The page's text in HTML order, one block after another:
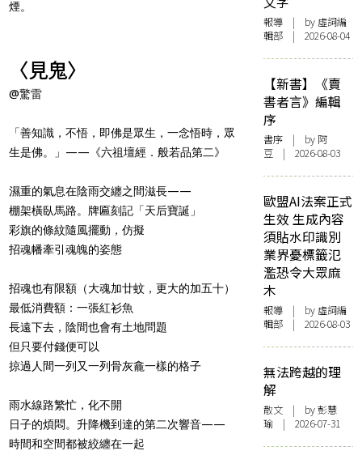
煙。
〈見鬼〉
@驚雷
「善知識，不悟，即佛是眾生，一念悟時，眾
生是佛。」——《六祖壇經．般若品第二》
濕重的氣息在陰雨交纏之間滋長——
棚架橫臥馬路。牌匾刻記「天后寶誕」
彩旗的條紋隨風擺動，仿擬
招魂幡牽引魂魄的姿態
招魂也有限額（大魂加廿蚊，更大的加五十）
最低消費額：一張紅衫魚
長遠下去，陰間也會有土地問題
但只要付錢便可以
掠過人間一列又一列骨灰龕一樣的格子
雨水線路繁忙，化不開
日子的煩悶。升降機到達的第二次響音——
時間和空間都被絞纏在一起
報導 | by 虛詞編
輯部 | 2026-08-04
【新書】《賣
書者言》編輯
序
書序 | by 阿
豆 | 2026-08-03
歐盟AI法案正式
生效 生成內容
須貼水印識別
業界憂標籤氾
濫恐令大眾麻
木
報導 | by 虛詞編
輯部 | 2026-08-03
無法跨越的理
解
散文 | by 彭慧
瑜 | 2026-07-31